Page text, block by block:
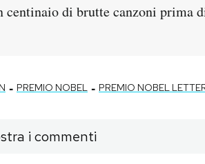
di brutte canzoni prima
- PREMIO NOBEL - PREMIO NOBEL
i commenti